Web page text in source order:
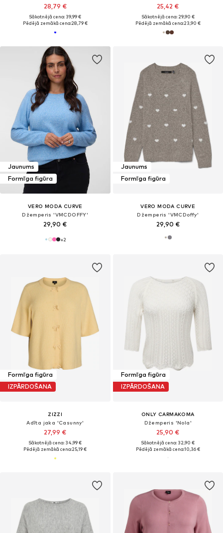
28,79 €
Sākotnējā cena: 39,99 €
Pēdējā zemākā cena:28,79 €
25,42 €
Sākotnējā cena: 29,90 €
Pēdējā zemākā cena:23,90 €
Jaunums
Formīga figūra
VERO MODA CURVE
Džemperis 'VMCDOFFY'
29,90 €
+2
Jaunums
Formīga figūra
VERO MODA CURVE
Džemperis 'VMCDoffy'
29,90 €
Formīga figūra
IZPĀRDOŠANA
ZIZZI
Adīta jaka 'Casunny'
27,99 €
Sākotnējā cena: 34,99 €
Pēdējā zemākā cena:25,19 €
Formīga figūra
IZPĀRDOŠANA
ONLY CARMAKOMA
Džemperis 'Nola'
25,90 €
Sākotnējā cena: 32,90 €
Pēdējā zemākā cena:10,36 €